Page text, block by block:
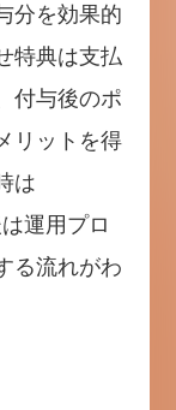
分を効果的
特典は支払
付与後のポ
リットを得
は
運用プロ
る流れがわ